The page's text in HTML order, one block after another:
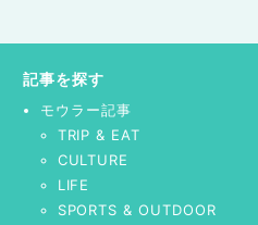
記事を探す
モウラー記事
TRIP & EAT
CULTURE
LIFE
SPORTS & OUTDOOR